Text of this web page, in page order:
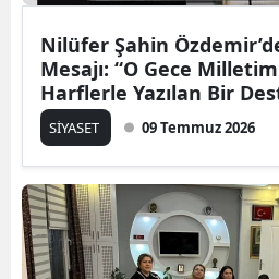
Nilüfer Şahin
Mesajı: “O Gece
Harflerle Yazılan Bir
SİYASET 09 Temmuz 2026